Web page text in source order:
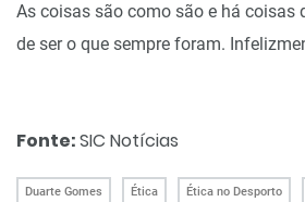
As coisas são como são e há coisas
de ser o que sempre foram.
Fonte:SIC Notícias
Duarte Gomes Ética Ética no Desporto